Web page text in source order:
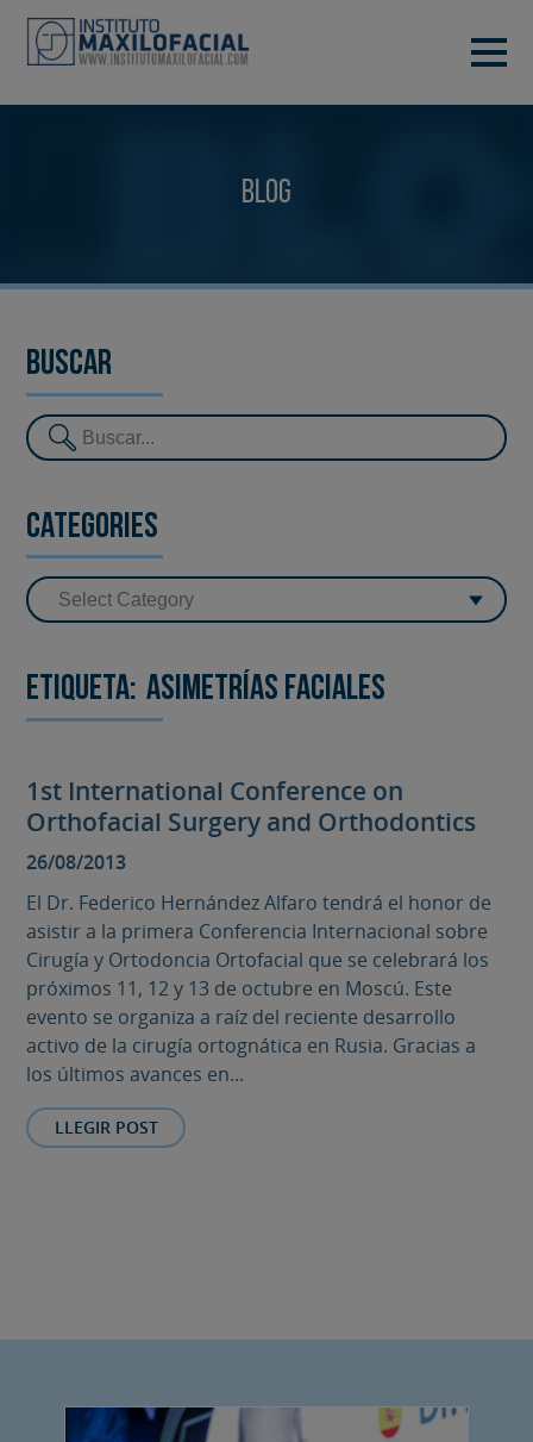
Blog
Buscar
Categories
Etiqueta: asimetrías faciales
1st International Conference on
Orthofacial Surgery and Orthodontics
26/08/2013
El Dr. Federico Hernández Alfaro tendrá el honor de
asistir a la primera Conferencia Internacional sobre
Cirugía y Ortodoncia Ortofacial que se celebrará los
próximos 11, 12 y 13 de octubre en Moscú. Este
evento se organiza a raíz del reciente desarrollo
activo de la cirugía ortognática en Rusia. Gracias a
los últimos avances en...
LLEGIR POST